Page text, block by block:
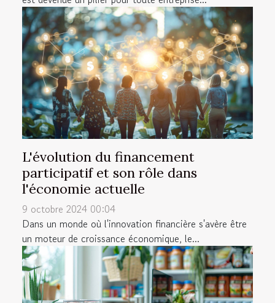
L'évolution du financement
participatif et son rôle dans
l'économie actuelle
9 octobre 2024 00:04
Dans un monde où l'innovation financière s'avère être
un moteur de croissance économique, le...